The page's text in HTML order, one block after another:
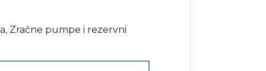
, Zračne pumpe i rezervni